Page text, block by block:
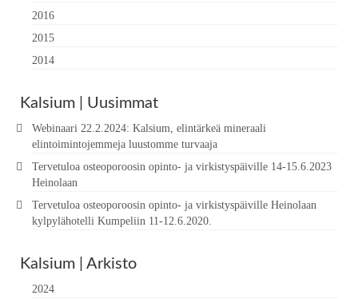
2016
2015
2014
Kalsium | Uusimmat
Webinaari 22.2.2024: Kalsium, elintärkeä mineraali
elintoimintojemmeja luustomme turvaaja
Tervetuloa osteoporoosin opinto- ja virkistyspäiville 14-15.6.2023
Heinolaan
Tervetuloa osteoporoosin opinto- ja virkistyspäiville Heinolaan
kylpylähotelli Kumpeliin 11-12.6.2020.
Kalsium | Arkisto
2024